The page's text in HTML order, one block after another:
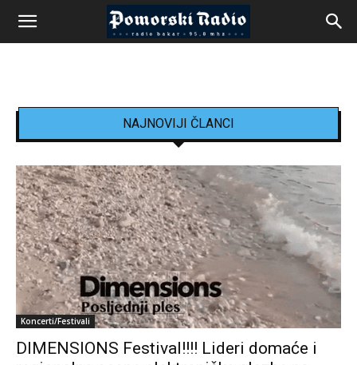
NAJNOVIJI ČLANCI
Koncerti/Festivali
DIMENSIONS Festival!!!! Lideri domaće i